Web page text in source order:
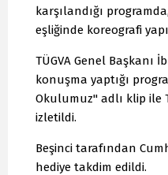
karşılandığı
eşliğinde koreografi
TÜGVA Genel Başkanı
konuşma yaptığı
Okulumuz" adlı klip ile
izletildi.
Beşinci tarafından
hediye takdim edildi.